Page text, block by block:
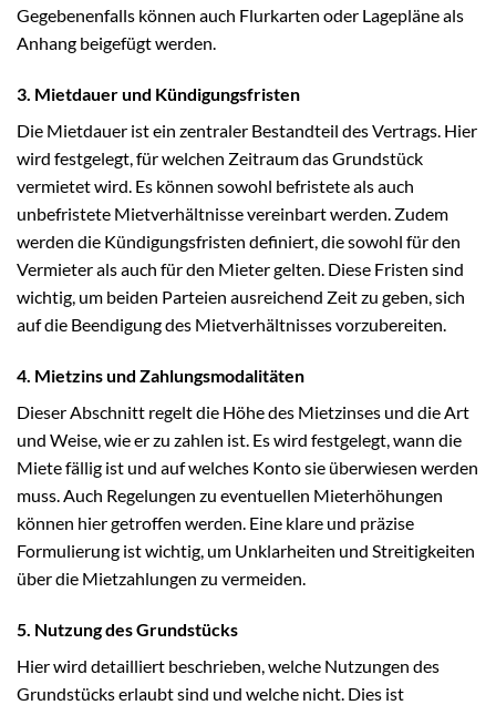
Gegebenenfalls können auch Flurkarten oder Lagepläne als
Anhang beigefügt werden.
3. Mietdauer und Kündigungsfristen
Die Mietdauer ist ein zentraler Bestandteil des Vertrags. Hier
wird festgelegt, für welchen Zeitraum das Grundstück
vermietet wird. Es können sowohl befristete als auch
unbefristete Mietverhältnisse vereinbart werden. Zudem
werden die Kündigungsfristen definiert, die sowohl für den
Vermieter als auch für den Mieter gelten. Diese Fristen sind
wichtig, um beiden Parteien ausreichend Zeit zu geben, sich
auf die Beendigung des Mietverhältnisses vorzubereiten.
4. Mietzins und Zahlungsmodalitäten
Dieser Abschnitt regelt die Höhe des Mietzinses und die Art
und Weise, wie er zu zahlen ist. Es wird festgelegt, wann die
Miete fällig ist und auf welches Konto sie überwiesen werden
muss. Auch Regelungen zu eventuellen Mieterhöhungen
können hier getroffen werden. Eine klare und präzise
Formulierung ist wichtig, um Unklarheiten und Streitigkeiten
über die Mietzahlungen zu vermeiden.
5. Nutzung des Grundstücks
Hier wird detailliert beschrieben, welche Nutzungen des
Grundstücks erlaubt sind und welche nicht. Dies ist